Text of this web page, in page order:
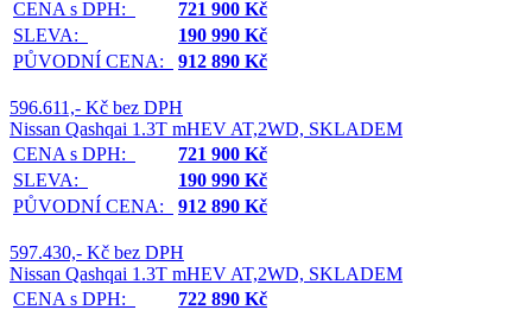
CENA s DPH:
721 900 Kč
SLEVA:
190 990 Kč
PŮVODNÍ CENA:
912 890 Kč
596.611,- Kč bez DPH
Nissan Qashqai 1.3T mHEV AT,2WD, SKLADEM
CENA s DPH:
721 900 Kč
SLEVA:
190 990 Kč
PŮVODNÍ CENA:
912 890 Kč
597.430,- Kč bez DPH
Nissan Qashqai 1.3T mHEV AT,2WD, SKLADEM
CENA s DPH:
722 890 Kč